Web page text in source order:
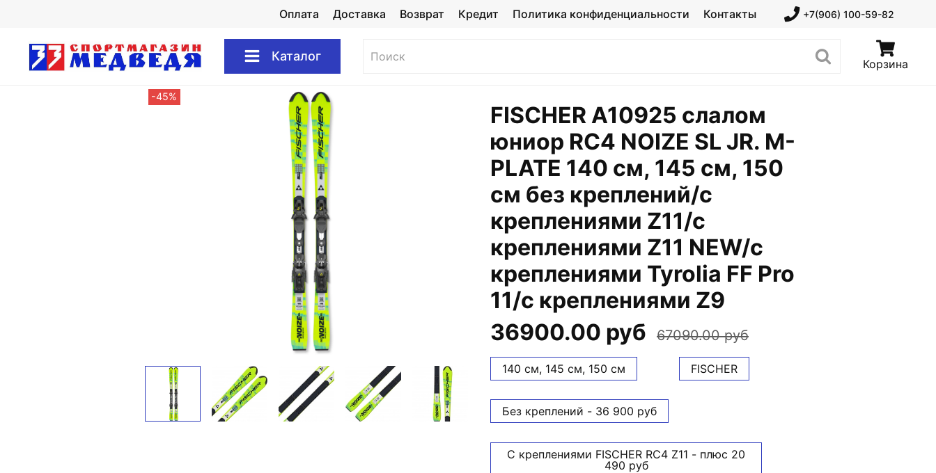
Оплата Доставка Возврат Кредит Политика конфиденциальности Контакты +7(906) 100-59-82
Каталог
Корзина
-45%
FISCHER A10925 слалом
юниор RC4 NOIZE SL JR. M-
PLATE 140 см, 145 см, 150
см без креплений/с
креплениями Z11/с
креплениями Z11 NEW/с
креплениями Tyrolia FF Pro
11/с креплениями Z9
36900.00 руб
67090.00 руб
140 см, 145 см, 150 см FISCHER
Без креплений - 36 900 руб
С креплениями FISCHER RC4 Z11 - плюс 20
490 руб